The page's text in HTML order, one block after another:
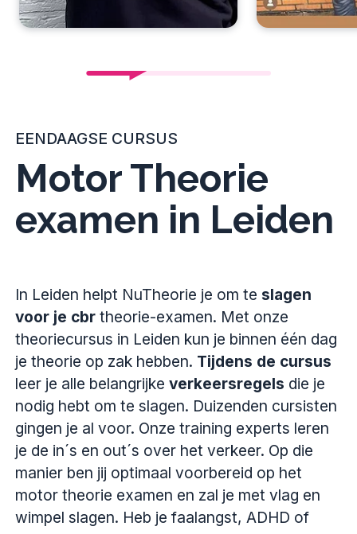
EENDAAGSE CURSUS
Motor Theorie
examen in Leiden
In Leiden helpt NuTheorie je om te slagen
voor je cbr theorie-examen. Met onze
theoriecursus in Leiden kun je binnen één dag
je theorie op zak hebben. Tijdens de cursus
leer je alle belangrijkeverkeersregels die je
nodig hebt om te slagen. Duizenden cursisten
gingen je al voor. Onze training experts leren
je de in´s en out´s over het verkeer. Op die
manier ben jij optimaal voorbereid op het
motor theorie examen en zal je met vlag en
wimpel slagen. Heb je faalangst, ADHD of